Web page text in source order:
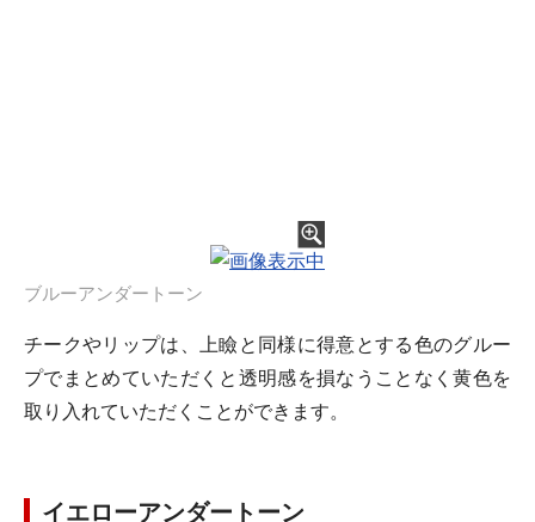
ブルーアンダートーン
チークやリップは、上瞼と同様に得意とする色のグルー
プでまとめていただくと透明感を損なうことなく黄色を
取り入れていただくことができます。
イエローアンダートーン